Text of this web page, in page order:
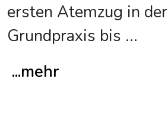
ersten Atemzug in der
Grundpraxis bis ...
...mehr